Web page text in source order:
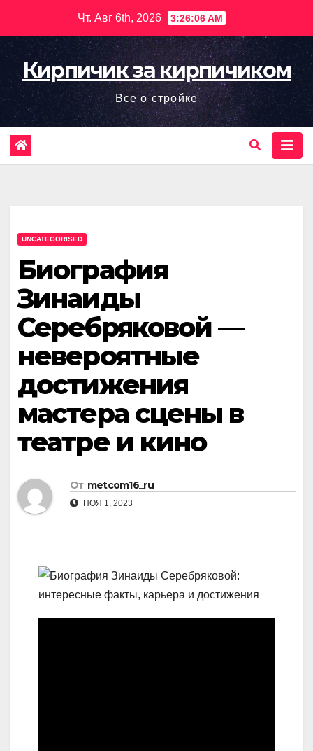
содержимому
Чт. Авг 6th, 2026 3:26:07 AM
Кирпичик за кирпичиком
Все о стройке
UNCATEGORISED
Биография
Зинаиды
Серебряковой —
невероятные
достижения
мастера сцены в
театре и кино
От metcom16_ru
НОЯ 1, 2023